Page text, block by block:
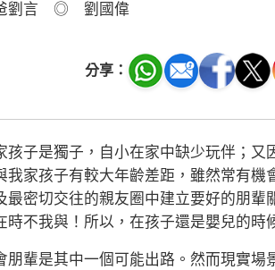
劉言 ◎ 劉國偉
分享：
是獨子，自小在家中缺少玩伴；又
我家孩子有較大年齡差距，雖然常有
最密切交往的親友圈中建立要好的朋
時不我與！所以，在孩子還是嬰兒的時
是其中一個可能出路。然而現實場